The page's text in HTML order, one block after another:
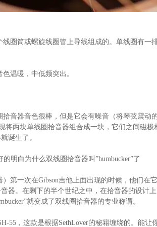
圈筒或螺旋线圈管上导线组成的。单线圈有一
温暖，中低频突出。
音器音色很棒，但是它会有噪音（将琴弦震动
将两块单线圈拾音器组合成一块，它们之间磁
诞生了。
明白为什么双线圈拾音器叫”humbucker”了
第一次在Gibson吉他上面出现的时候，他们在
器。在剩下的半个世纪之中，在拾音器的设计
就变成了双线圈拾音器的专业称谓。
55，这款是根据SethLover的秘籍缠绕的。能